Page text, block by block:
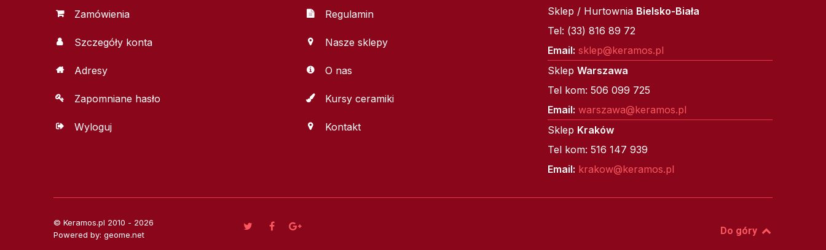
Zamówienia
Szczegóły konta
Adresy
Zapomniane hasło
Wyloguj
Regulamin
Nasze sklepy
O nas
Kursy ceramiki
Kontakt
Sklep / Hurtownia Bielsko-Biała
Tel: (33) 816 89 72
Email: sklep@keramos.pl
Sklep Warszawa
Tel kom: 506 099 725
Email: warszawa@keramos.pl
Sklep Kraków
Tel kom: 516 147 939
Email: krakow@keramos.pl
© Keramos.pl 2010 - 2026
Powered by: geome.net
Do góry